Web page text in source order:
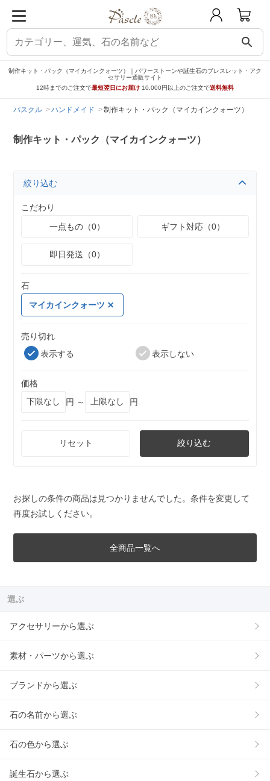
search
制作キット・パック（マイカインクォーツ）｜パワーストーンや誕生石のブレスレット・アク
セサリー通販サイト
12時までのご注文で最短翌日にお届け 10,000円以上のご注文で送料無料
パスクル ハンドメイド 制作キット・パック（マイカインクォーツ）
制作キット・パック（マイカインクォーツ）
絞り込む
こだわり
一点もの（0）
ギフト対応（0）
即日発送（0）
石
マイカインクォーツ
売り切れ
表示する
表示しない
価格
円 ～
円
リセット 絞り込む
お探しの条件の商品は見つかりませんでした。条件を変更して
再度お試しください。
全商品一覧へ
選ぶ
アクセサリーから選ぶ
素材・パーツから選ぶ
ブランドから選ぶ
石の名前から選ぶ
石の色から選ぶ
誕生石から選ぶ